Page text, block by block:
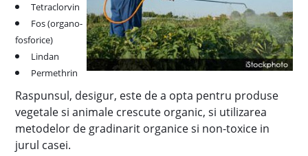
Tetraclorvin
Fos (organo-
fosforice)
Lindan
Permethrin
Raspunsul, desigur, este de a opta pentru produse
vegetale si animale crescute organic, si utilizarea
metodelor de gradinarit organice si non-toxice in
jurul casei.